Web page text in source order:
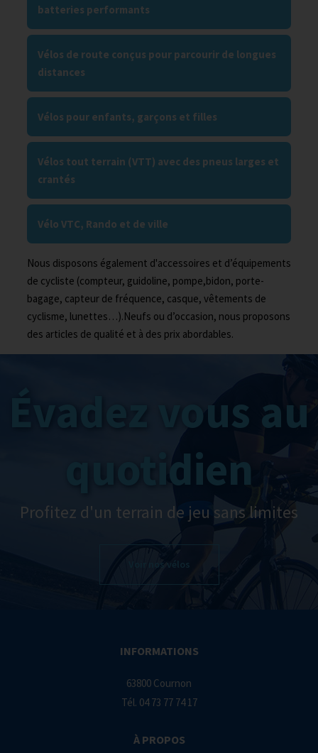
batteries performants
Vélos de route conçus pour parcourir de longues
distances
Vélos pour enfants, garçons et filles
Vélos tout terrain (VTT) avec des pneus larges et
crantés
Vélo VTC, Rando et de ville
Nous disposons également d'accessoires et d’équipements
de cycliste (compteur, guidoline, pompe,bidon, porte-
bagage, capteur de fréquence, casque, vêtements de
cyclisme, lunettes…).Neufs ou d’occasion, nous proposons
des articles de qualité et à des prix abordables.
Évadez vous au
quotidien
Profitez d'un terrain de jeu sans limites
Voir nos vélos
INFORMATIONS
63800 Cournon
Tél. 04 73 77 74 17
À PROPOS